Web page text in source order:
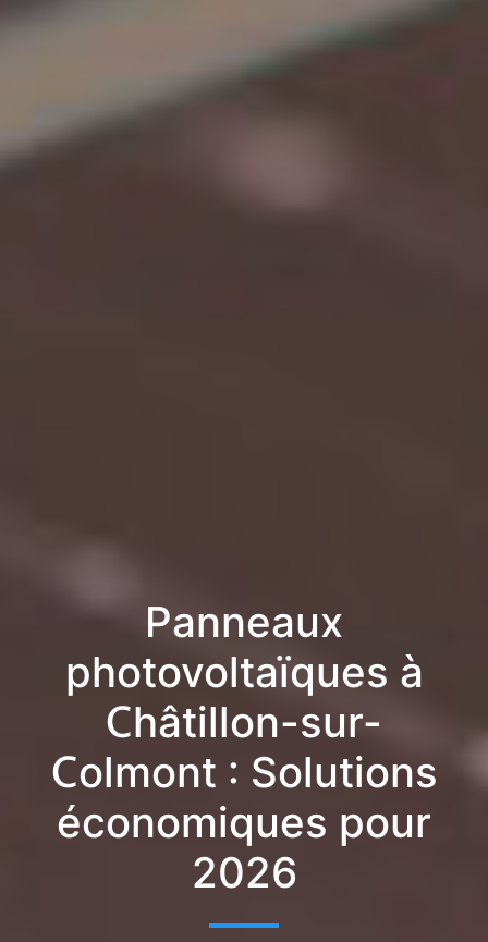
Panneaux
photovoltaïques à
Châtillon-sur-
Colmont : Solutions
économiques pour
2026